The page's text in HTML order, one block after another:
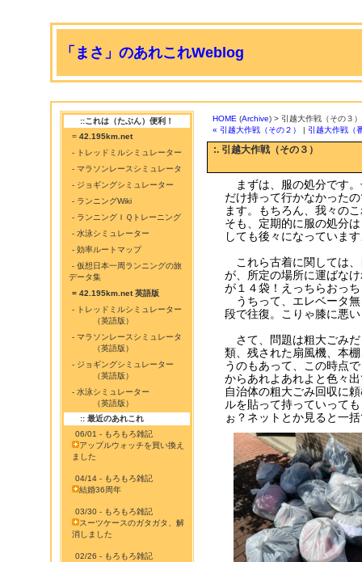
「まさ」のあれこれWeblog
::これは（たぶん）便利！
= 42.195km.net
- トレッドミルシミュレーター
- マラソンレースシミュレータ
- ジョギングシミュレーター
- ランニングWiki
- ランニングＩＱトレーニング
- 水泳シミュレーター
- 効率ルートマップ
- 仮想日本一周ランニングの旅
データ集
= 42.195km.net 英語版
- トレッドミルシミュレーター
（英語版）
- マラソンレースシミュレータ
（英語版）
- ジョギングシミュレーター
（英語版）
- 水泳シミュレーター
（英語版）
:: 最近のあれこれ
06/01 - もろもろ雑記
アップルウォッチを買い換え
ました
04/14 - もろもろ雑記
結婚36周年
03/30 - もろもろ雑記
スーツケースのガタガタ、解
消しました
02/26 - もろもろ雑記
HOME (Archive) > 引越大作戦（その３）
« 引越大作戦（その２）
| 引越大作戦（
:. 引越大作戦（その３）
まずは、服の処分です
だけ持って行かなかった
ます。もちろん、我々の
そも、定期的に服の処分
しても後々になっていま
これら古着に関しては
が、所定の場所に運ばな
が１４袋！えっちらおっ
うちって、エレベータ
段で往復。こりゃ膝に悪
さて、問題は粗大ごみ
類、残された扇風機、本
うのもあって、この時点
からあれよあれよと色々
自治体の粗大ごみ回収に
ルを貼って持っていって
ぉ？ネットとか見ると一